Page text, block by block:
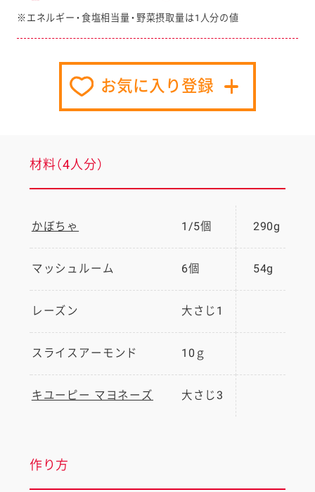
※エネルギー・食塩相当量・野菜摂取量は1人分の値
お気に入り登録
材料（4人分）
かぼちゃ 1/5個 290g
マッシュルーム 6個 54g
レーズン 大さじ1
スライスアーモンド 10ｇ
キユーピー マヨネーズ 大さじ3
作り方